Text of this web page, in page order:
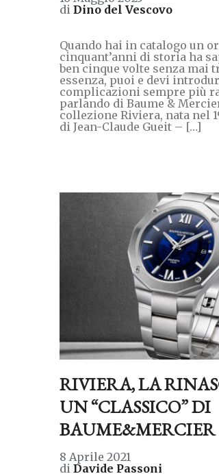
di Dino del Vescovo
Quando hai in catalogo un
cinquant’anni di storia ha
ben cinque volte senza mai
essenza, puoi e devi
complicazioni sempre più
parlando di Baume &
collezione Riviera, nata nel
di Jean-Claude Gueit – […]
RIVIERA, LA
UN “CLASSICO” DI
BAUME&MERCIER
8 Aprile 2021
di Davide Passoni